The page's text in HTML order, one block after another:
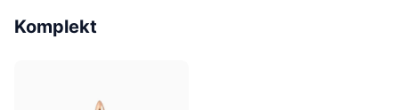
Komplekt